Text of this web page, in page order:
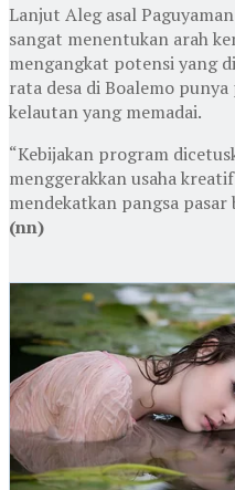
Lanjut Aleg asal
sangat menentukan arah
mengangkat potensi yang
rata desa di Boalemo
kelautan yang memadai.
“Kebijakan program
menggerakkan usaha
mendekatkan pangsa pasar
(nn)